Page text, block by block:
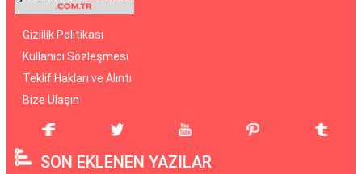
Gizlilik Politikası
Kullanıcı Sözleşmesi
Teklif Hakları ve Alıntı
Bize Ulaşın
SON EKLENEN YAZILAR